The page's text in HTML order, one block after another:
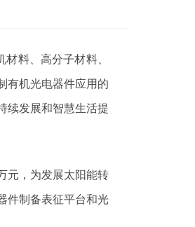
材料、高分子材料、
有机光电器件应用的
续发展和智慧生活提
元，为发展太阳能转
件制备表征平台和光